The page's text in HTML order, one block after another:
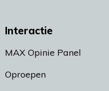
Interactie
MAX Opinie Panel
Oproepen